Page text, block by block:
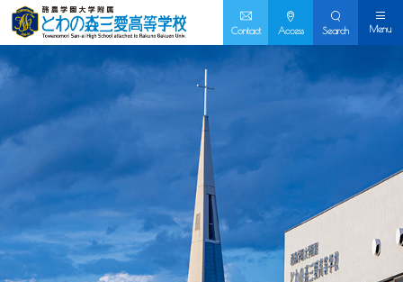
Contact Access Search Menu